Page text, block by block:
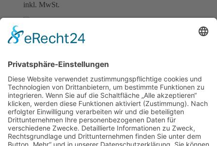
inkl. MwSt.
Schwarzrieslingplatz
ab198€ n. v.
inkl. MwSt.
Öffnungszeiten Büro und Hofladen:
Hofladen:
Montag bis Sonntag von 09:00 – 11:30 Uhr und 14:00 – 18:00 Uhr
Telefonisch erreichen Sie uns: